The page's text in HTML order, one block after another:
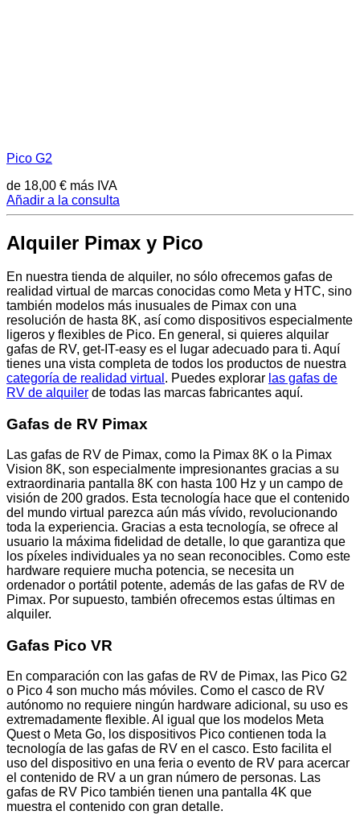
Pico G2
de 18,00 € más IVA
Añadir a la consulta
Alquiler Pimax y Pico
En nuestra tienda de alquiler, no sólo ofrecemos gafas de
realidad virtual de marcas conocidas como Meta y HTC, sino
también modelos más inusuales de Pimax con una
resolución de hasta 8K, así como dispositivos especialmente
ligeros y flexibles de Pico. En general, si quieres alquilar
gafas de RV, get-IT-easy es el lugar adecuado para ti. Aquí
tienes una vista completa de todos los productos de nuestra
categoría de realidad virtual . Puedes explorar las gafas de
RV de alquiler de todas las marcas fabricantes aquí.
Gafas de RV Pimax
Las gafas de RV de Pimax, como la Pimax 8K o la Pimax
Vision 8K, son especialmente impresionantes gracias a su
extraordinaria pantalla 8K con hasta 100 Hz y un campo de
visión de 200 grados. Esta tecnología hace que el contenido
del mundo virtual parezca aún más vívido, revolucionando
toda la experiencia. Gracias a esta tecnología, se ofrece al
usuario la máxima fidelidad de detalle, lo que garantiza que
los píxeles individuales ya no sean reconocibles. Como este
hardware requiere mucha potencia, se necesita un
ordenador o portátil potente, además de las gafas de RV de
Pimax. Por supuesto, también ofrecemos estas últimas en
alquiler.
Gafas Pico VR
En comparación con las gafas de RV de Pimax, las Pico G2
o Pico 4 son mucho más móviles. Como el casco de RV
autónomo no requiere ningún hardware adicional, su uso es
extremadamente flexible. Al igual que los modelos Meta
Quest o Meta Go, los dispositivos Pico contienen toda la
tecnología de las gafas de RV en el casco. Esto facilita el
uso del dispositivo en una feria o evento de RV para acercar
el contenido de RV a un gran número de personas. Las
gafas de RV Pico también tienen una pantalla 4K que
muestra el contenido con gran detalle.